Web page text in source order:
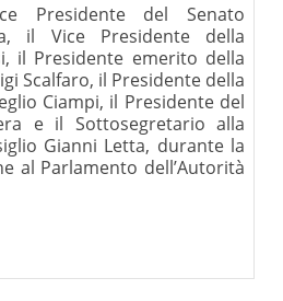
Presidente del Senato
il Vice Presidente della
il Presidente emerito della
Scalfaro, il Presidente della
Ciampi, il Presidente del
e il Sottosegretario alla
Gianni Letta, durante la
al Parlamento dell’Autorità